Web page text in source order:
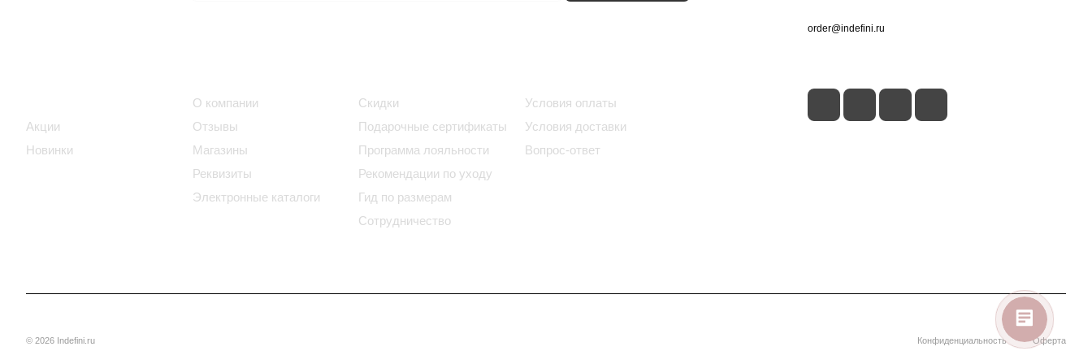
Акции
Новинки
О компании
Отзывы
Магазины
Реквизиты
Электронные каталоги
Скидки
Подарочные сертификаты
Программа лояльности
Рекомендации по уходу
Гид по размерам
Сотрудничество
Условия оплаты
Условия доставки
Вопрос-ответ
order@indefini.ru
© 2026 Indefini.ru Конфиденциальность Оферта